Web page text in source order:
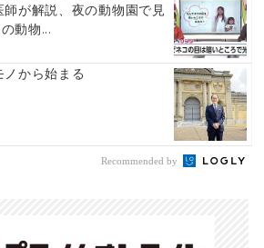
師が解説、夜の動物園で見
動物...
ノから始まる
Recommended by